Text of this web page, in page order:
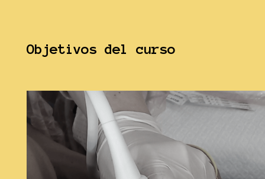
Objetivos del curso